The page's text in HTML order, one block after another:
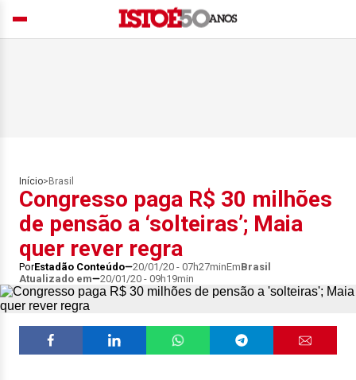
Início> Brasil
Congresso paga R$ 30 milhões
de pensão a ‘solteiras’; Maia
quer rever regra
PorEstadão Conteúdo 20/01/20 - 07h27minEmBrasil
Atualizado em
20/01/20 - 09h19min